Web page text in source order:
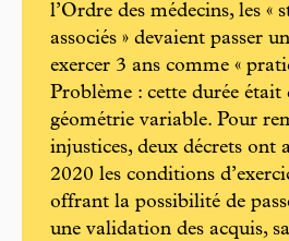
l’Ordre des médecins, les «
associés » devaient passer
exercer 3 ans comme «
Problème : cette durée était
géométrie variable. Pour
injustices, deux décrets ont
2020 les conditions
offrant la possibilité de
une validation des acquis,